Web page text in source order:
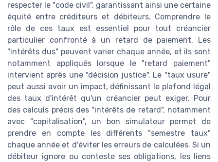
respecter le "code civil", garantissant ainsi une certaine
équité entre créditeurs et débiteurs. Comprendre le
rôle de ces taux est essentiel pour tout créancier
particulier confronté à un retard de paiement. Les
"intérêts dus" peuvent varier chaque année, et ils sont
notamment appliqués lorsque le "retard paiement"
intervient après une "décision justice". Le "taux usure"
peut aussi avoir un impact, définissant le plafond légal
des taux d'intérêt qu'un créancier peut exiger. Pour
des calculs précis des "intérêts de retard", notamment
avec "capitalisation", un bon simulateur permet de
prendre en compte les différents "semestre taux"
chaque année et d'éviter les erreurs de calculées. Si un
débiteur ignore ou conteste ses obligations, les liens